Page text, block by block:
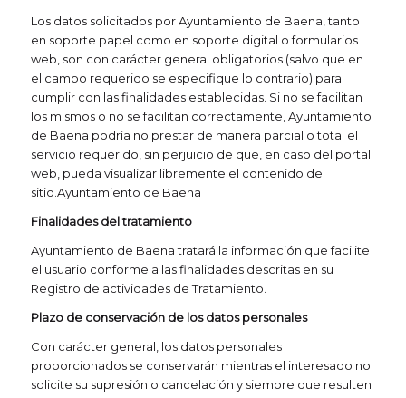
Los datos solicitados por Ayuntamiento de Baena, tanto
en soporte papel como en soporte digital o formularios
web, son con carácter general obligatorios (salvo que en
el campo requerido se especifique lo contrario) para
cumplir con las finalidades establecidas. Si no se facilitan
los mismos o no se facilitan correctamente, Ayuntamiento
de Baena podría no prestar de manera parcial o total el
servicio requerido, sin perjuicio de que, en caso del portal
web, pueda visualizar libremente el contenido del
sitio.Ayuntamiento de Baena
Finalidades del tratamiento
Ayuntamiento de Baena tratará la información que facilite
el usuario conforme a las finalidades descritas en su
Registro de actividades de Tratamiento.
Plazo de conservación de los datos personales
Con carácter general, los datos personales
proporcionados se conservarán mientras el interesado no
solicite su supresión o cancelación y siempre que resulten